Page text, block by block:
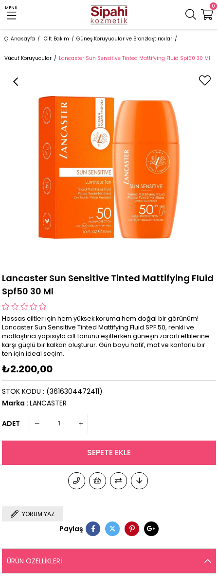
MENU 0
Anasayfa Cilt Bakım Güneş Koruyucular ve Bronzlaştırıcılar
Vücut Koruyucular Lancaster Sun Sensitive Tinted Mattifying Fluid Spf50 30 Ml
Lancaster Sun Sensitive Tinted Mattifying Fluid
Spf50 30 Ml
Hassas ciltler için hem yüksek koruma hem doğal bir görünüm!
Lancaster Sun Sensitive Tinted Mattifying Fluid SPF 50, renkli ve
matlaştırıcı yapısıyla cilt tonunu eşitlerken güneşin zararlı etkilerine
karşı güçlü bir kalkan oluşturur. Gün boyu hafif, mat ve konforlu bir
ten için ideal seçim.
₺2.200,00
STOK KODU
(3616304472411)
Marka : LANCASTER
ADET
YORUM YAZ
Paylaş
ÜRÜN ÖZELLIKLERI